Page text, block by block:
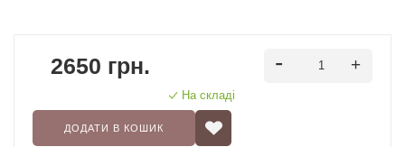
багатому на антиоксиданти японському пурпуровому рису.
Основні інгредієнти:
- Гіалуронат цинку: Забезпечує легке зволоження, що збалансовує
2650 грн.
На складі
ДОДАТИ В КОШИК